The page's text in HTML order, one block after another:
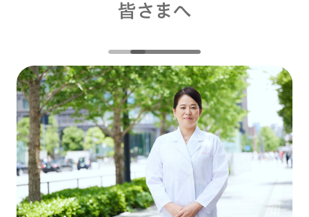
皆さまへ